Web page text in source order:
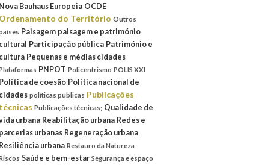
Nova Bauhaus Europeia OCDE
Ordenamento do Território Outros
Paisagem paisagem e património
cultural Participação pública Património e
cultura Pequenas e médias cidades
PNPOT Policentrismo POLIS XXI
Política de coesão Política nacional de
cidades políticas públicas Publicações
técnicas Publicações técnicas; Qualidade de
urbana Reabilitação urbana Redes e
parcerias urbanas Regeneração urbana
Resiliência urbana Restauro da Natureza
Saúde e bem-estar Segurança e espaço